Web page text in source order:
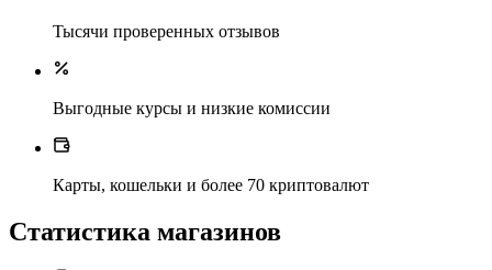
Тысячи проверенных отзывов
Выгодные курсы и низкие комиссии
Карты, кошельки и более 70 криптовалют
Статистика магазинов